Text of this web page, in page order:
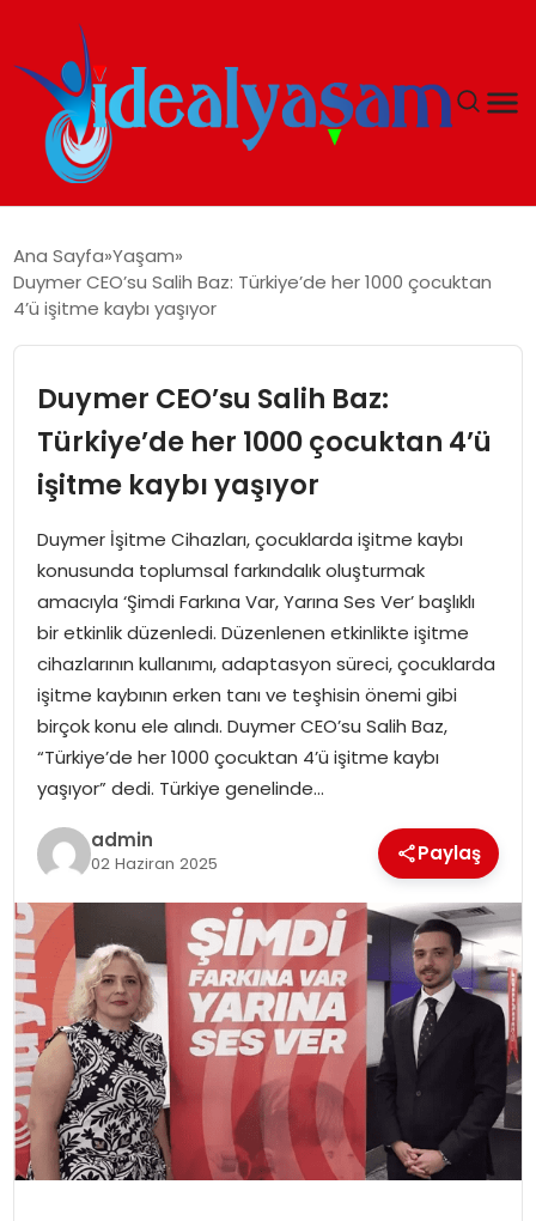
GÜNDEM
İDEAL YAŞAM
İDEAL SPOR
YAŞAM
MAGAZIN
SAĞLIK
SOSYAL HABER
Ana Sayfa Yaşam
Duymer CEO’su Salih Baz: Türkiye’de her 1000 çocuktan
4’ü işitme kaybı yaşıyor
Duymer CEO’su Salih Baz:
Türkiye’de her 1000 çocuktan 4’ü
işitme kaybı yaşıyor
Duymer İşitme Cihazları, çocuklarda işitme kaybı
konusunda toplumsal farkındalık oluşturmak
amacıyla ‘Şimdi Farkına Var, Yarına Ses Ver’ başlıklı
bir etkinlik düzenledi. Düzenlenen etkinlikte işitme
cihazlarının kullanımı, adaptasyon süreci, çocuklarda
işitme kaybının erken tanı ve teşhisin önemi gibi
birçok konu ele alındı. Duymer CEO’su Salih Baz,
“Türkiye’de her 1000 çocuktan 4’ü işitme kaybı
yaşıyor” dedi. Türkiye genelinde…
admin
02 Haziran 2025 Paylaş